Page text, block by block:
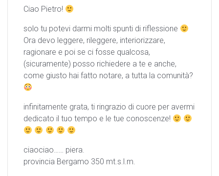
Ciao Pietro!
solo tu potevi darmi molti spunti di riflessione
Ora devo leggere, rileggere, interiorizzare,
ragionare e poi se ci fosse qualcosa,
(sicuramente) posso richiedere a te e anche,
come giusto hai fatto notare, a tutta la comunità?
infinitamente grata, ti ringrazio di cuore per avermi
dedicato il tuo tempo e le tue conoscenze!
ciaociao…… piera.
provincia Bergamo 350 mt.s.l.m.